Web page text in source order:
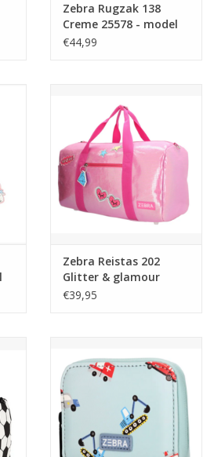
Zebra Rugzak 138
Creme 25578 - model
Mike
€44,99
Zebra Reistas 202
Glitter & glamour
€39,95